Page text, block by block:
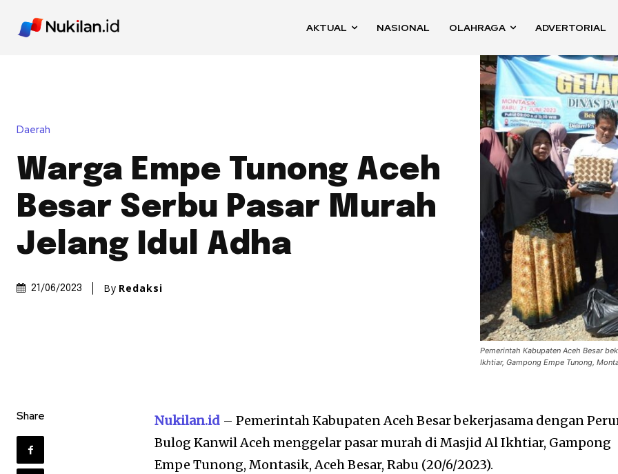
AKTUAL NASIONAL OLAHRAGA ADVERTORIAL
Daerah
Warga Empe Tunong Aceh
Besar Serbu Pasar Murah
Jelang Idul Adha
21/06/2023 By Redaksi
Pemerintah Kabupaten Aceh Besar
Ikhtiar, Gampong Empe Tunong,
Share Nukilan.id – Pemerintah Kabupaten Aceh Besar bekerjasama dengan
Bulog Kanwil Aceh menggelar pasar murah di Masjid Al Ikhtiar, Gampong
Empe Tunong, Montasik, Aceh Besar, Rabu (20/6/2023).